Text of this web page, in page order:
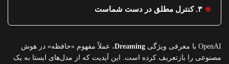
۳. کنترل مطلق در دست شماست
OpenAI با معرفی ویژگی Dreaming، عملاً مفهوم «حافظه» در هوش
مصنوعی را بازتعریف کرده است. این آپدیت که از مدل‌های ایستا به یک